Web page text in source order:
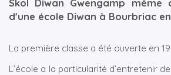
Skol Diwan Gwengamp même
d'une école Diwan à Bourbriac en
La première classe a été ouverte en
L’école a la particularité d’entretenir